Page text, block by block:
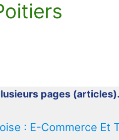
pages
: E-Commerce Et